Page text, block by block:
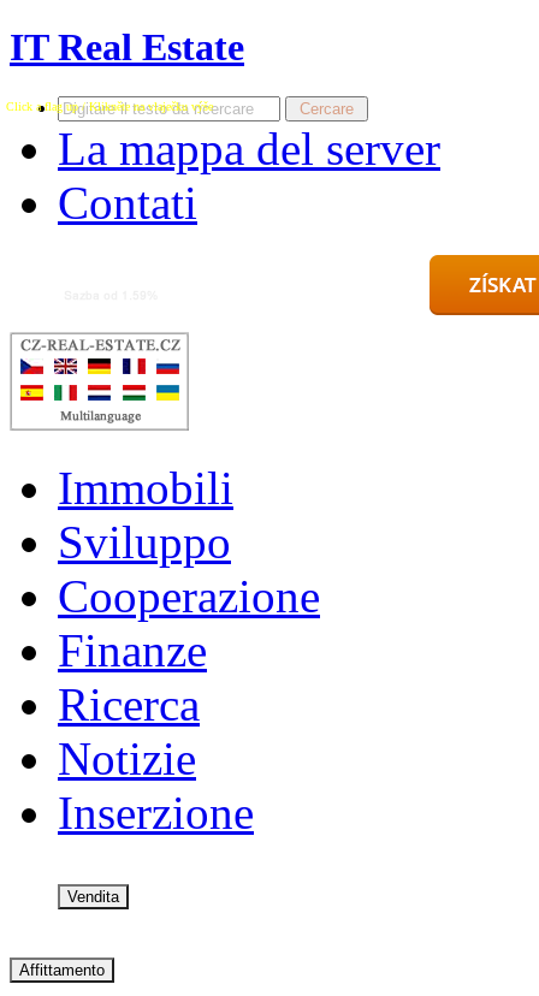
IT Real Estate
La mappa del server
Contati
Click a flag up / Klikněte na vlaječku výše
Immobili
Sviluppo
Cooperazione
Finanze
Ricerca
Notizie
Inserzione